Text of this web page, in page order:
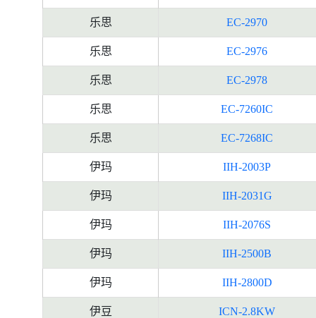
乐思 EC-2970
乐思 EC-2976
乐思 EC-2978
乐思 EC-7260IC
乐思 EC-7268IC
伊玛 IIH-2003P
伊玛 IIH-2031G
伊玛 IIH-2076S
伊玛 IIH-2500B
伊玛 IIH-2800D
伊豆 ICN-2.8KW